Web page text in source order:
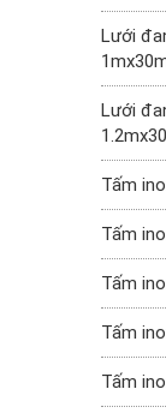
Lưới
Lưới
Tấm
Tấm
Tấm
Tấm
Tấm